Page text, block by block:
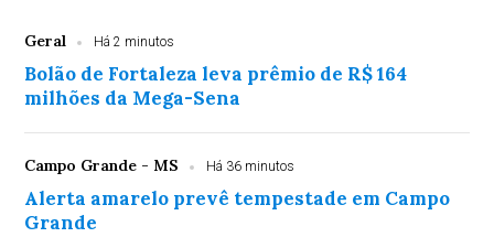
Geral Há 2 minutos
Bolão de Fortaleza leva prêmio de R$ 164
milhões da Mega-Sena
Campo Grande - MS Há 36 minutos
Alerta amarelo prevê tempestade em Campo
Grande